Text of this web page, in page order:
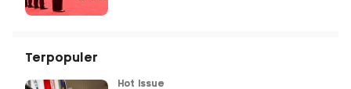
Terpopuler
Hot Issue